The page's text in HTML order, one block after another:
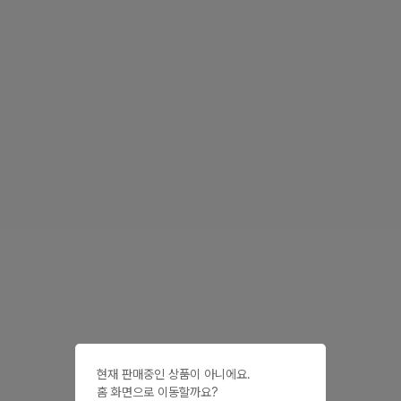
현재 판매중인 상품이 아니에요.
홈 화면으로 이동할까요?